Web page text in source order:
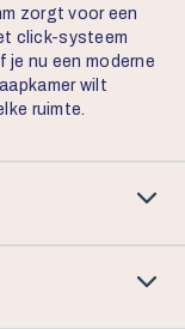
zorgt voor een
click-systeem
je nu een moderne
wilt
ruimte.